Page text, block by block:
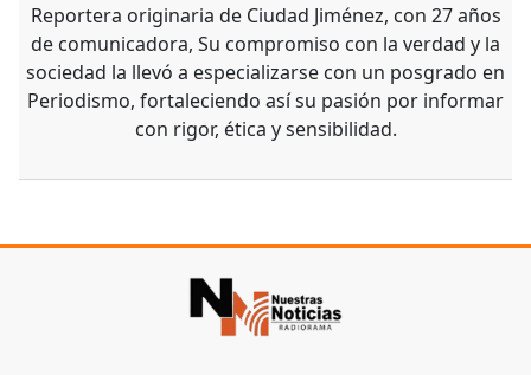
Reportera originaria de Ciudad Jiménez, con 27 años
de comunicadora, Su compromiso con la verdad y la
sociedad la llevó a especializarse con un posgrado en
Periodismo, fortaleciendo así su pasión por informar
con rigor, ética y sensibilidad.